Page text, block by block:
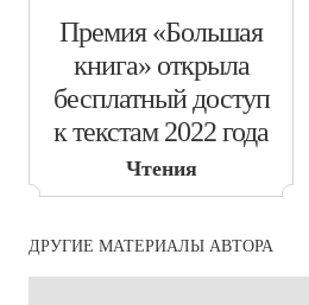
​Премия «Большая
книга» открыла
бесплатный доступ
к текстам 2022 года
Чтения
ДРУГИЕ МАТЕРИАЛЫ АВТОРА